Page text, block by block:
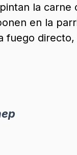
la carne
en la
fuego directo,